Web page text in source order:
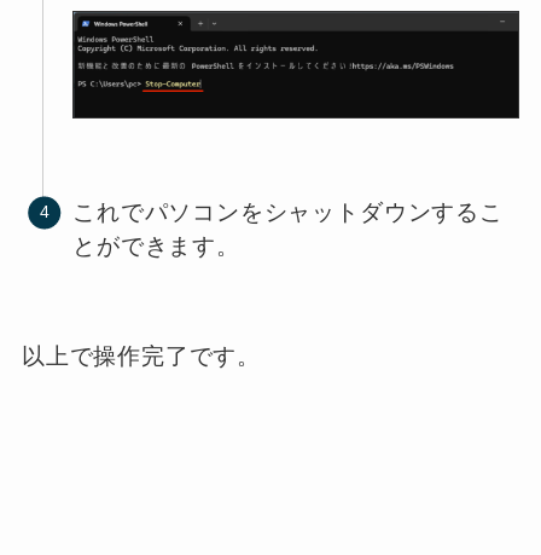
これでパソコンをシャットダウンするこ
とができます。
以上で操作完了です。